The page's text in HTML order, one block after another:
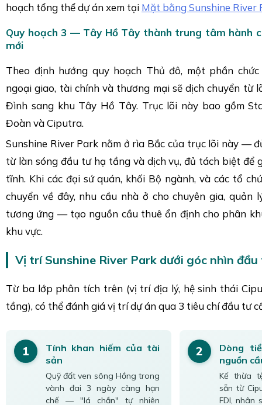
hoạch tổng thể dự án xem tại Mặt bằng Sunshine River
Quy hoạch 3 — Tây Hồ Tây thành trung tâm hành
mới
Theo định hướng quy hoạch Thủ đô, một phần chức
ngoại giao, tài chính và thương mại sẽ dịch chuyển từ
Đình sang khu Tây Hồ Tây. Trục lõi này bao gồm
Đoàn và Ciputra.
Sunshine River Park nằm ở rìa Bắc của trục lõi này —
từ làn sóng đầu tư hạ tầng và dịch vụ, đủ tách biệt để
tĩnh. Khi các đại sứ quán, khối Bộ ngành, và các tổ
chuyển về đây, nhu cầu nhà ở cho chuyên gia, quản
tương ứng — tạo nguồn cầu thuê ổn định cho phân
khu vực.
Vị trí Sunshine River Park dưới góc nhìn
Từ ba lớp phân tích trên (vị trí địa lý, hệ sinh thái
tầng), có thể đánh giá vị trí dự án qua 3 tiêu chí đầu tư
1
Tính khan hiếm của tài
sản
Quỹ đất ven sông Hồng trong
vành đai 3 ngày càng hạn
chế — "lá chắn" tự nhiên
2
Dòng
nguồn
Kế thừa
sẵn từ
FDI, nhân